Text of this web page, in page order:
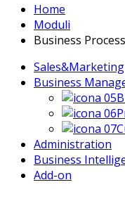
Home
Moduli
Business
Sales&Marketing
Business
Administration
Business
Add-on